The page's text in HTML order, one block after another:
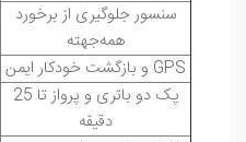
سنسور جلوگیری از برخورد
همه‌جهته
GPS و بازگشت خودکار ایمن
پک دو باتری و پرواز تا 25
دقیقه